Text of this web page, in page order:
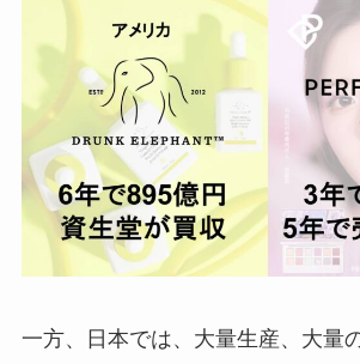
一方、日本では、大量生産、大量